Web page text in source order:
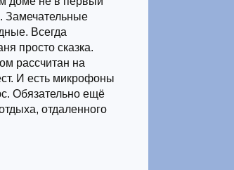
Замечательные
Всегда
просто сказка.
рассчитан на
И есть микрофоны
Обязательно ещё
отдаленного